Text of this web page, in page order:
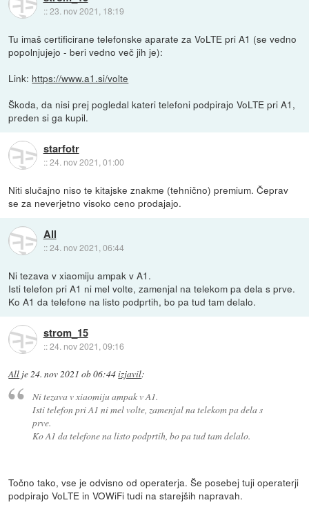
::23. nov 2021, 18:19
Tu imaš certificirane telefonske aparate za VoLTE pri A1 (se vedno
popolnjujejo - beri vedno več jih je):
Link: https://www.a1.si/volte
Škoda, da nisi prej pogledal kateri telefoni podpirajo VoLTE pri A1,
preden si ga kupil.
starfotr
::24. nov 2021, 01:00
Niti slučajno niso te kitajske znakme (tehnično) premium. Čeprav
se za neverjetno visoko ceno prodajajo.
All
::24. nov 2021, 06:44
Ni tezava v xiaomiju ampak v A1.
Isti telefon pri A1 ni mel volte, zamenjal na telekom pa dela s prve.
Ko A1 da telefone na listo podprtih, bo pa tud tam delalo.
strom_15
::24. nov 2021, 09:16
All je24. nov 2021 ob 06:44izjavil:
Ni tezava v xiaomiju ampak v A1.
Isti telefon pri A1 ni mel volte, zamenjal na telekom pa dela s
prve.
Ko A1 da telefone na listo podprtih, bo pa tud tam delalo.
Točno tako, vse je odvisno od operaterja. Še posebej tuji operaterji
podpirajo VoLTE in VOWiFi tudi na starejših napravah.